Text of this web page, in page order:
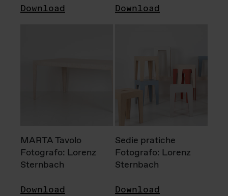
Download Download
MARTA Tavolo
Fotografo: Lorenz
Sternbach
Download
Sedie pratiche
Fotografo: Lorenz
Sternbach
Download